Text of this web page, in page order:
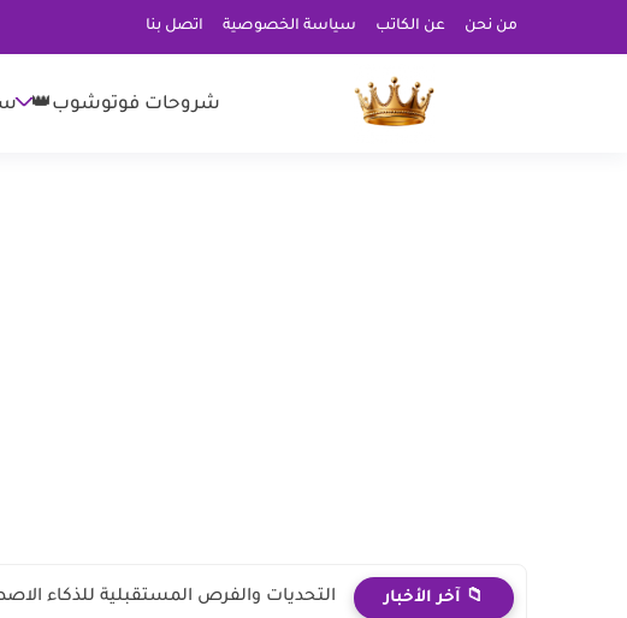
من نحن عن الكاتب سياسة الخصوصية اتصل بنا
شروحات فوتوشوب👑
📁 آخر الأخبار التحديات والفرص المستقبلية للذكاء